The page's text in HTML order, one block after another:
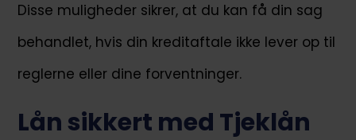
Disse muligheder sikrer, at du kan få din sag
behandlet, hvis din kreditaftale ikke lever op til
reglerne eller dine forventninger.
Lån sikkert med Tjeklån